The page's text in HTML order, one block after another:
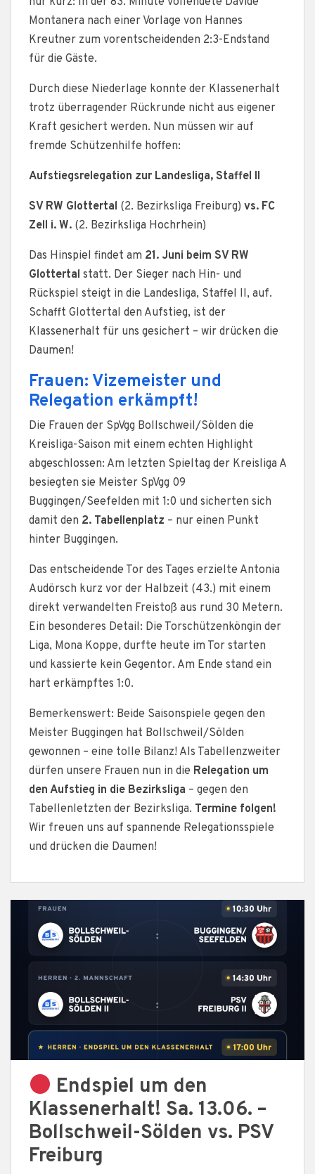
Montanera nach einer Vorlage von Hannes
Kreutner zum vorentscheidenden 2:3-Endstand
für die Gäste.
Durch diese Niederlage konnte der Klassenerhalt
trotz überragender Rückrunde nicht aus eigener
Kraft gesichert werden. Nun müssen wir auf
fremde Schützenhilfe hoffen:
Aufstiegsrelegation zur Landesliga, Staffel II
SV RW Glottertal (2. Bezirksliga Freiburg) vs. FC
Zell i. W. (2. Bezirksliga Hochrhein)
Das Hinspiel findet am 21. Juni beim SV RW
Glottertal statt. Der Sieger nach Hin- und
Rückspiel steigt in die Landesliga, Staffel II, auf.
Schafft Glottertal den Aufstieg, ist der
Klassenerhalt für uns gesichert – wir drücken die
Daumen!
Frauen: Vizemeister und
Relegation erkämpft!
Die Frauen der SpVgg Bollschweil/Sölden die
Kreisliga-Saison mit einem echten Highlight
abgeschlossen: Am letzten Spieltag der Kreisliga A
besiegten sie Meister SpVgg 09
Buggingen/Seefelden mit 1:0 und sicherten sich
damit den 2. Tabellenplatz – nur einen Punkt
hinter Buggingen.
Das entscheidende Tor des Tages erzielte Antonia
Audörsch kurz vor der Halbzeit (43.) mit einem
direkt verwandelten Freistoß aus rund 30 Metern.
Ein besonderes Detail: Die Torschützenköngin der
Liga, Mona Koppe, durfte heute im Tor starten
und kassierte kein Gegentor. Am Ende stand ein
hart erkämpftes 1:0.
Bemerkenswert: Beide Saisonspiele gegen den
Meister Buggingen hat Bollschweil/Sölden
gewonnen – eine tolle Bilanz! Als Tabellenzweiter
dürfen unsere Frauen nun in die Relegation um
den Aufstieg in die Bezirksliga – gegen den
Tabellenletzten der Bezirksliga. Termine folgen!
Wir freuen uns auf spannende Relegationsspiele
und drücken die Daumen!
Endspiel um den
Klassenerhalt! Sa. 13.06. –
Bollschweil-Sölden vs. PSV
Freiburg